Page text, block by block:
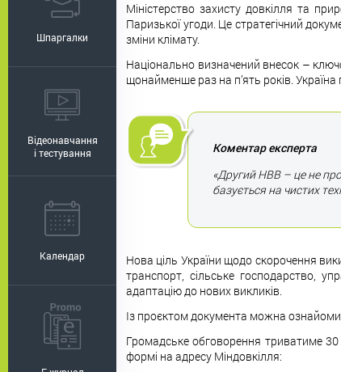
Шпаргалки
Відеонавчання
і тестування
Календар
Міністерство захисту довкілля та
Паризької угоди. Це стратегічний
зміни клімату.
Національно визначений внесок –
щонайменше раз на п’ять років.
Коментар експерта
«Другий НВВ – це не
базується на чистих
Нова ціль України щодо скорочення
транспорт, сільське господарство,
адаптацію до нових викликів.
Із проєктом документа можна
Громадське обговорення триватиме 30
формі на адресу Міндовкілля: